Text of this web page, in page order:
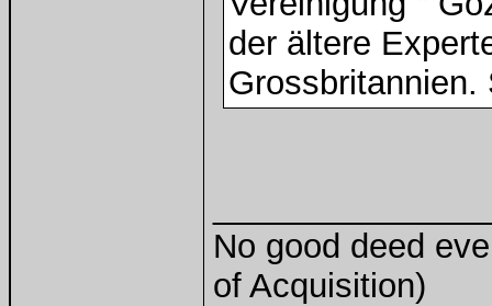
der ältere
Grossbritannien.
No good deed
of Acquisition)